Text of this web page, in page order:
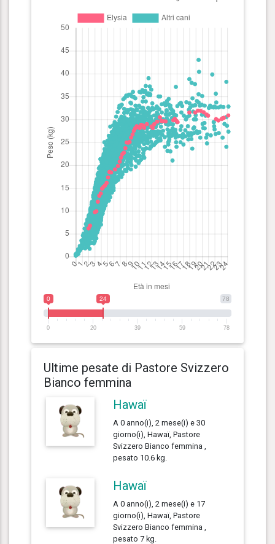
78
0 24
0 20 39 59 78
Ultime pesate di Pastore Svizzero
Bianco femmina
Hawaï
A 0 anno(i), 2 mese(i) e 30
giorno(i), Hawaï, Pastore
Svizzero Bianco femmina ,
pesato 10.6 kg.
Hawaï
A 0 anno(i), 2 mese(i) e 17
giorno(i), Hawaï, Pastore
Svizzero Bianco femmina ,
pesato 7 kg.